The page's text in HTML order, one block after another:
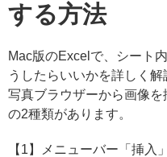
する方法
Mac版のExcelで、シート
うしたらいいかを詳しく解
写真ブラウザーから画像
の2種類があります。
【1】メニューバー「挿